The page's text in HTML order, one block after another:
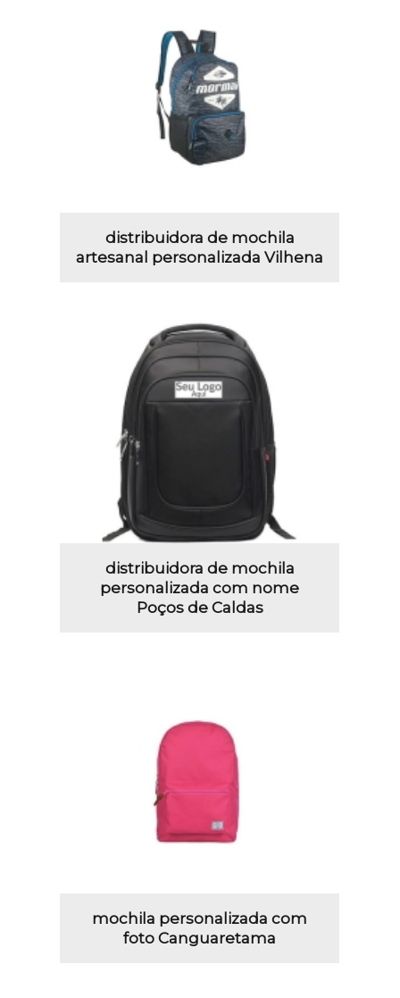
distribuidora de mochila
artesanal personalizada Vilhena
distribuidora de mochila
personalizada com nome
Poços de Caldas
mochila personalizada com
foto Canguaretama